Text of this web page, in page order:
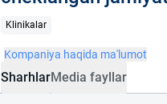
Klinikalar
Kompaniya haqida ma'lumot
SharhlarMedia fayllar